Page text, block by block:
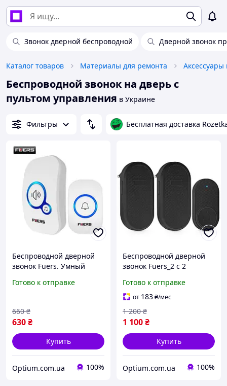
Звонок дверной беспроводной Дверной звонок
Каталог товаров Материалы для ремонта
Беспроводной звонок на дверь с
пультом управления в Украине
Фильтры Бесплатная доставка
Беспроводной дверной
звонок Fuers. Умный
мелодиями
Готово к отправке
630₴
660 ₴
Купить
Optium.com.ua 100%
Беспроводной дверной
звонок Fuers_2 с 2
звонок для двери с 32
мелодиями
Готово к отправке
от 183₴/мес
1 100₴
1 200 ₴
Купить
Optium.com.ua 100%